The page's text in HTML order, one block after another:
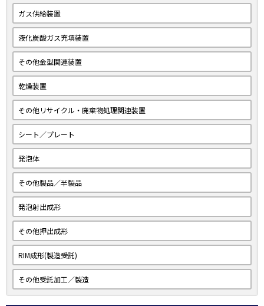
ガス供給装置
液化炭酸ガス充填装置
その他金型関連装置
乾燥装置
その他リサイクル・廃棄物処理関連装置
シート／プレート
発泡体
その他製品／半製品
発泡射出成形
その他押出成形
RIM成形(製造受託)
その他受託加工／製造